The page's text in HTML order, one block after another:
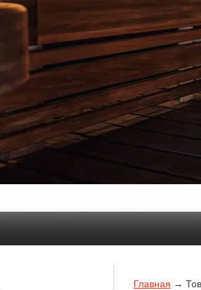
Главная →